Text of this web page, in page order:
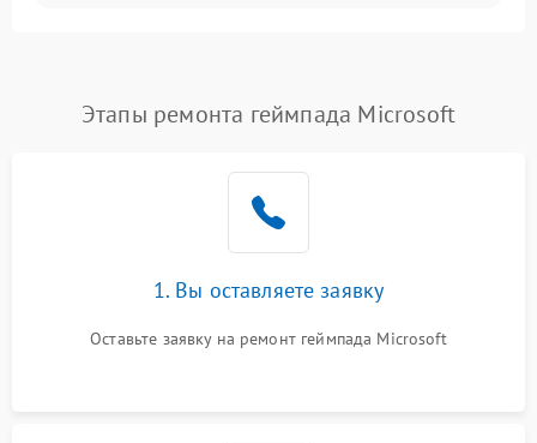
Этапы ремонта геймпада Microsoft
1. Вы оставляете заявку
Оставьте заявку на ремонт геймпада Microsoft